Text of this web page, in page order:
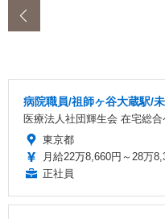
病院職員/祖師ヶ谷大蔵駅/
医療法人社団輝生会 在宅総
東京都
月給22万8,660円～28万
正社員